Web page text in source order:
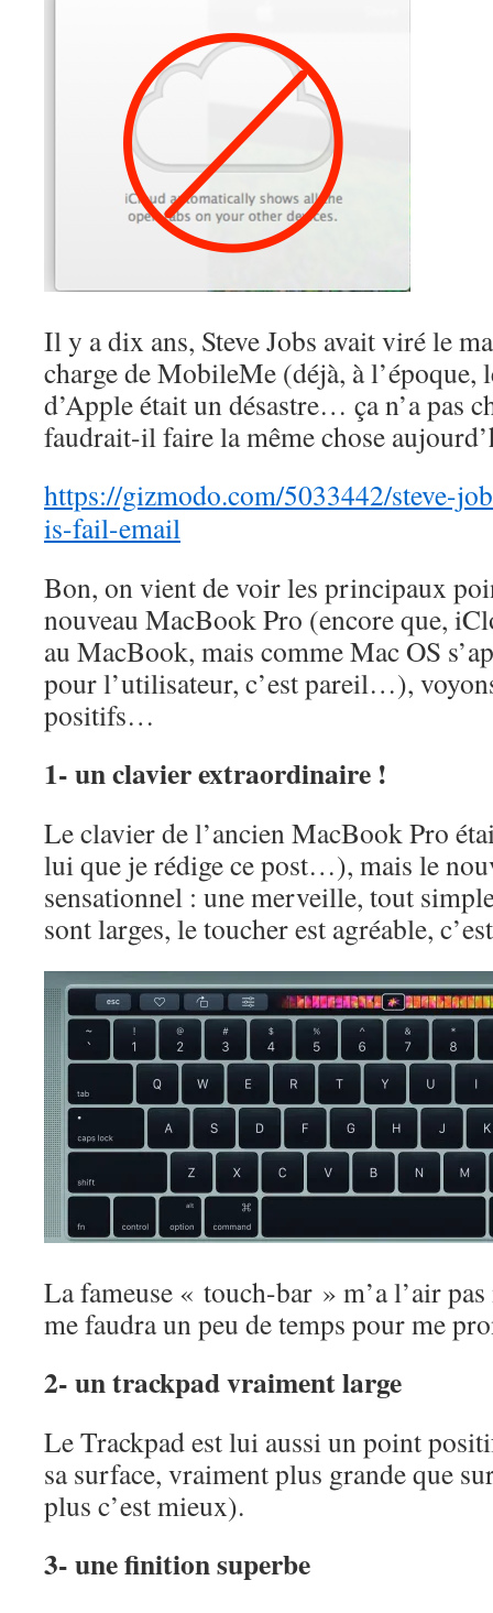
Il y a dix ans, Steve Jobs avait viré le
charge de MobileMe (déjà, à
d’Apple était un désastre… ça n’a pas
faudrait-il faire la même chose
https://gizmodo.com/5033442/steve-
is-fail-email
Bon, on vient de voir les principaux
nouveau MacBook Pro (encore que,
au MacBook, mais comme Mac OS
pour l’utilisateur, c’est pareil…),
positifs…
1- un clavier extraordinaire !
Le clavier de l’ancien MacBook Pro
lui que je rédige ce post…), mais le
sensationnel : une merveille, tout
sont larges, le toucher est agréable,
La fameuse « touch-bar » m’a l’air
me faudra un peu de temps pour me
2- un trackpad vraiment large
Le Trackpad est lui aussi un point
sa surface, vraiment plus grande que
plus c’est mieux).
3- une finition superbe